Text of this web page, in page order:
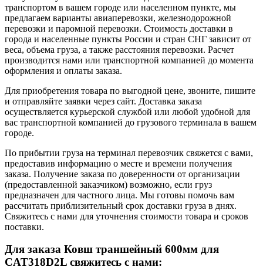
транспортом в вашем городе или населенном пункте, мы
предлагаем варианты авиаперевозки, железнодорожной
перевозки и паромной перевозки. Стоимость доставки в
города и населенные пункты России и стран СНГ зависит от
веса, объема груза, а также расстояния перевозки. Расчет
производится нами или транспортной компанией до момента
оформления и оплаты заказа.
Для приобретения товара по выгодной цене, звоните, пишите
и отправляйте заявки через сайт. Доставка заказа
осуществляется курьерской службой или любой удобной для
вас транспортной компанией до грузового терминала в вашем
городе.
По прибытии груза на терминал перевозчик свяжется с вами,
предоставив информацию о месте и времени получения
заказа. Получение заказа по доверенности от организации
(предоставленной заказчиком) возможно, если груз
предназначен для частного лица. Мы готовы помочь вам
рассчитать приблизительный срок доставки груза в днях.
Свяжитесь с нами для уточнения стоимости товара и сроков
поставки.
Для заказа Ковш траншейный 600мм для
CAT318D2L свяжитесь с нами: